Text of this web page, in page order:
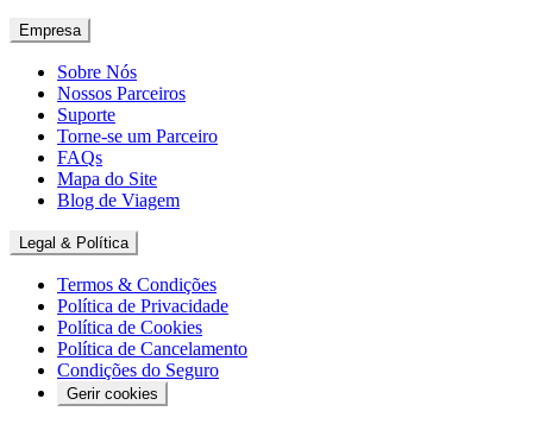
Empresa
Sobre Nós
Nossos Parceiros
Suporte
Torne-se um Parceiro
FAQs
Mapa do Site
Blog de Viagem
Legal & Política
Termos & Condições
Política de Privacidade
Política de Cookies
Política de Cancelamento
Condições do Seguro
Gerir cookies